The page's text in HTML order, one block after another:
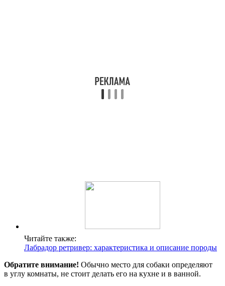
Читайте также:
Лабрадор ретривер: характеристика и описание породы
Обратите внимание! Обычно место для собаки определяют
в углу комнаты, не стоит делать его на кухне и в ванной.